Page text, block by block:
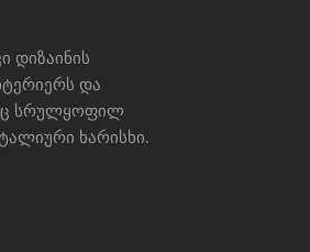
დიზაინის
და
სრულყოფილ
ხარისხი.